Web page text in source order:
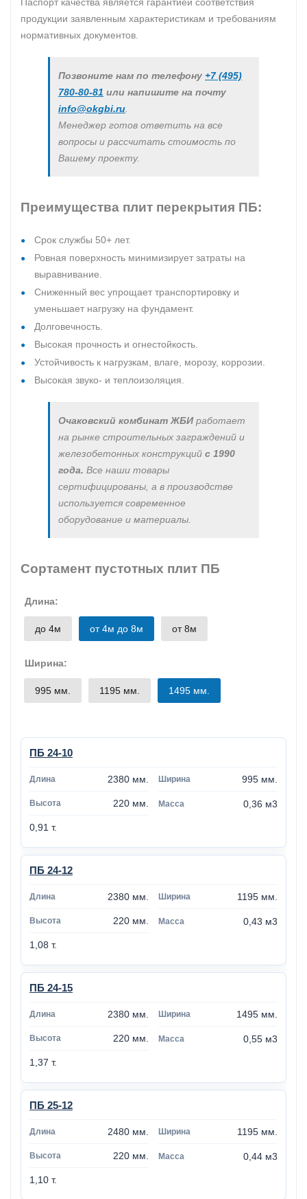
продукции заявленным характеристикам и требованиям
нормативных документов.
Позвоните нам по телефону +7 (495)
780-80-81 или напишите на почту
info@okgbi.ru
Менеджер готов ответить на все
вопросы и рассчитать стоимость по
Вашему проекту.
Преимущества плит перекрытия ПБ:
Срок службы 50+ лет.
Ровная поверхность минимизирует затраты на
выравнивание.
Сниженный вес упрощает транспортировку и
уменьшает нагрузку на фундамент.
Долговечность.
Высокая прочность и огнестойкость.
Устойчивость к нагрузкам, влаге, морозу, коррозии.
Высокая звуко- и теплоизоляция.
Очаковский комбинат ЖБИработает
на рынке строительных заграждений и
железобетонных конструкций с 1990
года. Все наши товары
сертифицированы, а в производстве
используется современное
оборудование и материалы.
Сортамент пустотных плит ПБ
Длина:
до 4м от 4м до 8м от 8м
Ширина:
995 мм. 1195 мм. 1495 мм.
ПБ 24-10
2380 мм. 995 мм.
220 мм. 0,36 м3
0,91 т.
ПБ 24-12
2380 мм. 1195 мм.
220 мм. 0,43 м3
1,08 т.
ПБ 24-15
2380 мм. 1495 мм.
220 мм. 0,55 м3
1,37 т.
ПБ 25-12
2480 мм. 1195 мм.
220 мм. 0,44 м3
1,10 т.